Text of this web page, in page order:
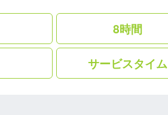
8時間
サービスタイム